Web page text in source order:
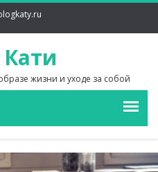
Кати
жизни и уходе за собой